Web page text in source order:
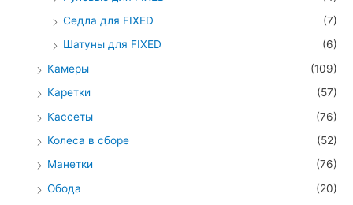
Седла для FIXED
(7)
Шатуны для FIXED
(6)
Камеры
(109)
Каретки
(57)
Кассеты
(76)
Колеса в сборе
(52)
Манетки
(76)
Обода
(20)